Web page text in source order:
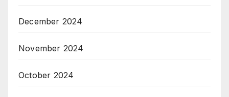
December 2024
November 2024
October 2024